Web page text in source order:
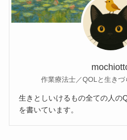
作業療法士／QOLと生きづ
生きとしいけるもの全ての人の
を書いています。